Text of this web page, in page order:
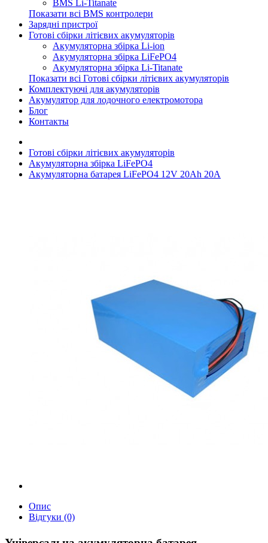
BMS Li-Titanate
Показати всі BMS контролери
Зарядні пристрої
Готові сбірки літієвих акумуляторів
Акумуляторна збірка Li-ion
Акумуляторна збірка LiFePO4
Акумуляторна збірка Li-Titanate
Показати всі Готові сбірки літієвих акумуляторів
Комплектуючі для акумуляторів
Акумулятор для лодочного електромотора
Блог
Контакты
Готові сбірки літієвих акумуляторів
Акумуляторна збірка LiFePO4
Акумуляторна батарея LiFePO4 12V 20Ah 20А
Опис
Відгуки (0)